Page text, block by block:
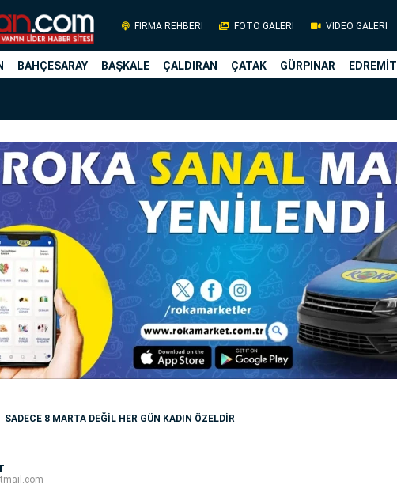
FİRMA REHBERİ FOTO GALERİ VİDEO GALERİ
BAHÇESARAY BAŞKALE ÇALDIRAN ÇATAK GÜRPINAR EDREMİT
SADECE 8 MARTA DEĞİL HER GÜN KADIN ÖZELDİR